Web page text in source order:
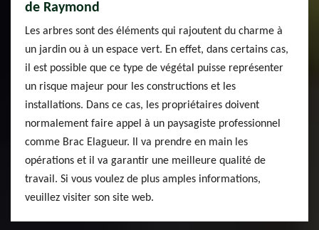
de Raymond
Les arbres sont des éléments qui rajoutent du charme à
un jardin ou à un espace vert. En effet, dans certains cas,
il est possible que ce type de végétal puisse représenter
un risque majeur pour les constructions et les
installations. Dans ce cas, les propriétaires doivent
normalement faire appel à un paysagiste professionnel
comme Brac Elagueur. Il va prendre en main les
opérations et il va garantir une meilleure qualité de
travail. Si vous voulez de plus amples informations,
veuillez visiter son site web.